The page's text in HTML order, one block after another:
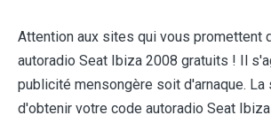
Attention aux sites qui vous promettent
autoradio Seat Ibiza 2008 gratuits ! Il
publicité mensongère soit d'arnaque. La
d'obtenir votre code autoradio Seat